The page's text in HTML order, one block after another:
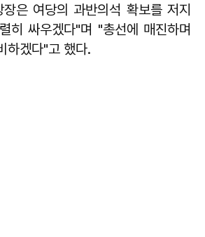
은 여당의 과반의석 확보를 저지
히 싸우겠다"며 "총선에 매진하며
하겠다"고 했다.